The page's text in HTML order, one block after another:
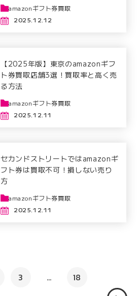
amazonギフト券買取
2025.12.12
【2025年版】東京のamazonギフ
ト券買取店舗3選！買取率と高く売
る方法
amazonギフト券買取
2025.12.11
セカンドストリートではamazonギ
フト券は買取不可！損しない売り
方
amazonギフト券買取
2025.12.11
3 … 18